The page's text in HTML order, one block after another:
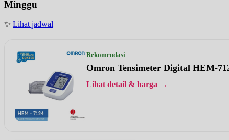
Minggu
✨ Lihat jadwal
Rekomendasi
Omron Tensimeter Digital HEM-
Lihat detail & harga →